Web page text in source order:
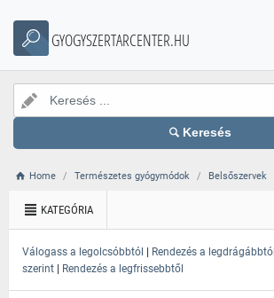
GYOGYSZERTARCENTER.HU
Keresés
Home Természetes gyógymódok Belsőszervek
KATEGÓRIA
Válogass a legolcsóbbtól | Rendezés a legdrágábbtól
szerint | Rendezés a legfrissebbtől